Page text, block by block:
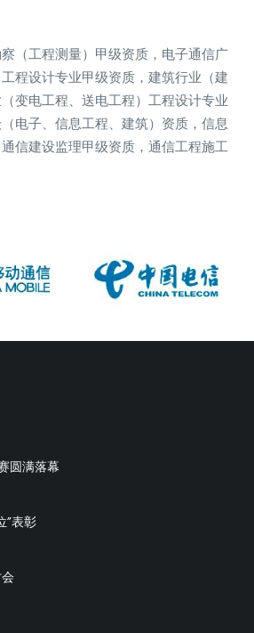
（工程测量）甲级资质，电子通信广
程设计专业甲级资质，建筑行业（建
变电工程、送电工程）工程设计专业
电子、信息工程、建筑）资质，信息
信建设监理甲级资质，通信工程施工
圆满落幕
”表彰